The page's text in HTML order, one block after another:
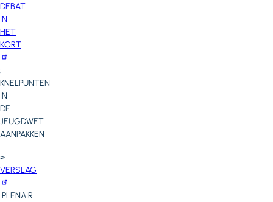
DEBAT
IN
HET
KORT
:
KNELPUNTEN
IN
DE
JEUGDWET
AANPAKKEN
>
VERSLAG
PLENAIR